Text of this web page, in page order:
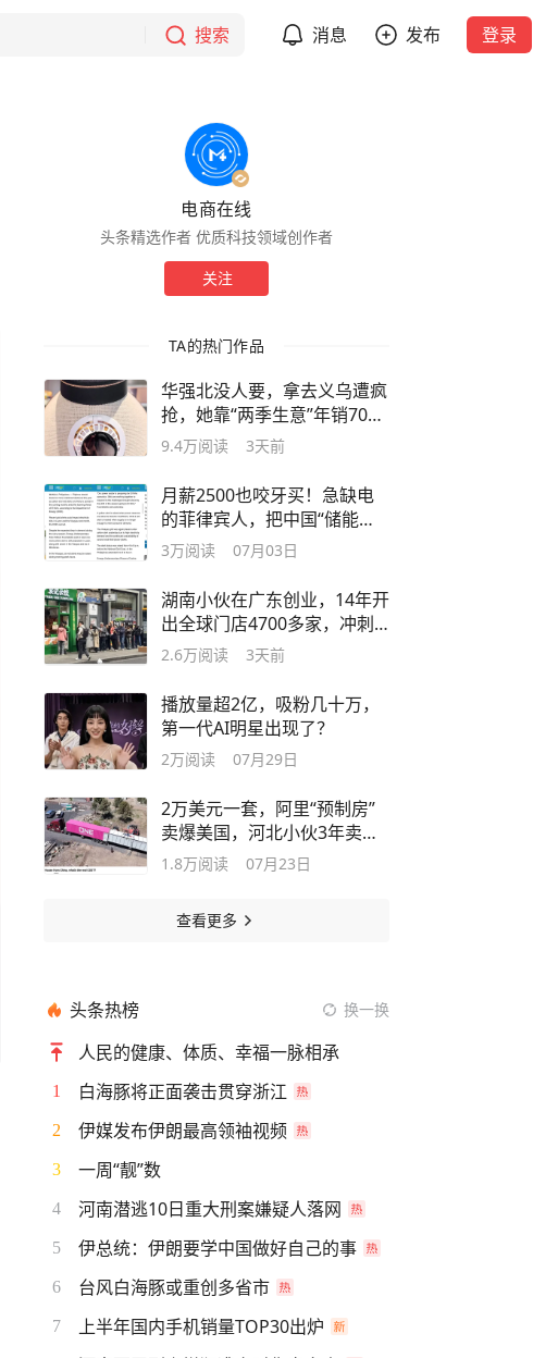
搜索 消息 发布 登录
电商在线
头条精选作者 优质科技领域创作者
关注
TA的热门作品
华强北没人要，拿去义乌遭疯
抢，她靠“两季生意”年销7000
万
9.4万阅读 3天前
月薪2500也咬牙买！急缺电
的菲律宾人，把中国“储能神
器”抢断货
3万阅读 07月03日
湖南小伙在广东创业，14年开
出全球门店4700多家，冲刺
IPO
2.6万阅读 3天前
播放量超2亿，吸粉几十万，
第一代AI明星出现了？
2万阅读 07月29日
2万美元一套，阿里“预制房”
卖爆美国，河北小伙3年卖
3000套
1.8万阅读 07月23日
查看更多
头条热榜 换一换
人民的健康、体质、幸福一脉相承
1 白海豚将正面袭击贯穿浙江
2 伊媒发布伊朗最高领袖视频
3 一周“靓”数
4 河南潜逃10日重大刑案嫌疑人落网
5 伊总统：伊朗要学中国做好自己的事
6 台风白海豚或重创多省市
7 上半年国内手机销量TOP30出炉